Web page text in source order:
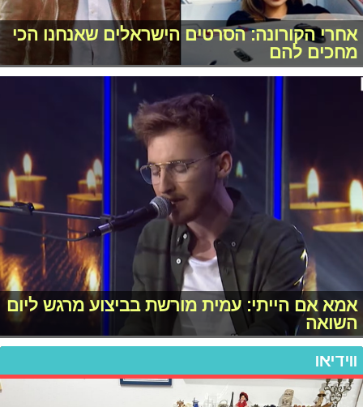
אחרי הקורונה: הסרטים הישראלים שאנחנו הכי
מחכים להם
אמא אם הייתי: עמית מורשת בביצוע מרגש ליום
השואה
ווידיאו